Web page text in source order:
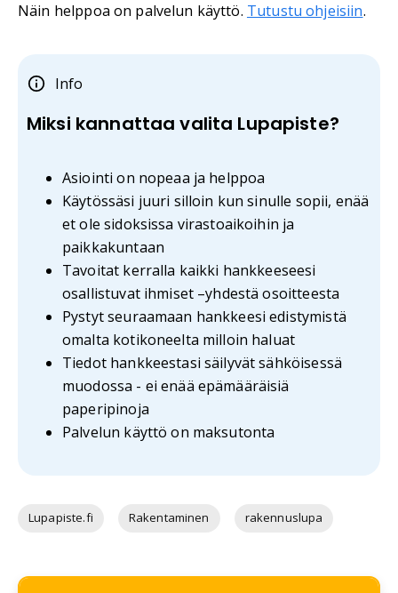
Näin helppoa on palvelun käyttö. Tutustu ohjeisiin.
Info
Miksi kannattaa valita Lupapiste?
Asiointi on nopeaa ja helppoa
Käytössäsi juuri silloin kun sinulle sopii, enää
et ole sidoksissa virastoaikoihin ja
paikkakuntaan
Tavoitat kerralla kaikki hankkeeseesi
osallistuvat ihmiset –yhdestä osoitteesta
Pystyt seuraamaan hankkeesi edistymistä
omalta kotikoneelta milloin haluat
Tiedot hankkeestasi säilyvät sähköisessä
muodossa - ei enää epämääräisiä
paperipinoja
Palvelun käyttö on maksutonta
Lupapiste.fi Rakentaminen rakennuslupa